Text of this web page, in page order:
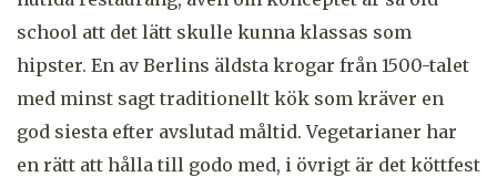
school att det lätt skulle kunna klassas som
hipster. En av Berlins äldsta krogar från 1500-talet
med minst sagt traditionellt kök som kräver en
god siesta efter avslutad måltid. Vegetarianer har
en rätt att hålla till godo med, i övrigt är det köttfest